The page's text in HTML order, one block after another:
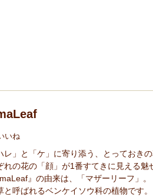
いね
レ」と「ケ」に寄り添う、とっておき
れの花の「顔」が1番すてきに見える魅
』の由来は、「マザーリーフ」。
と呼ばれるベンケイソウ科の植物です。